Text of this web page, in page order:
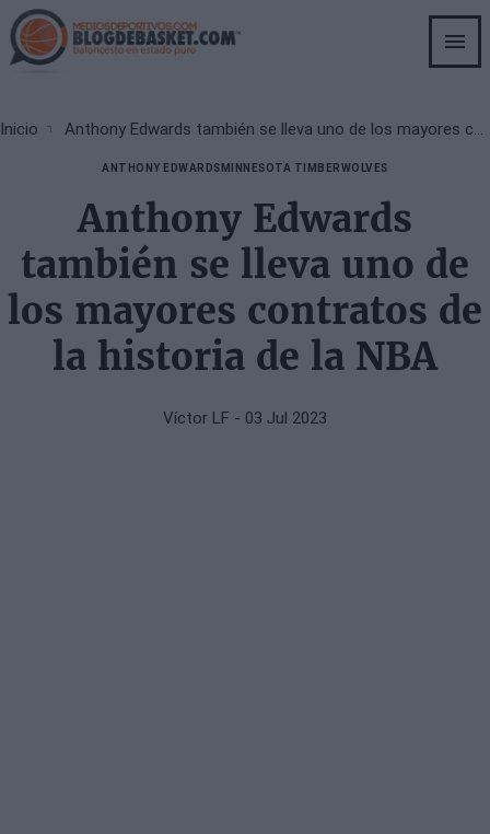
Skip
to
main
Breadcrumb
Inicio Anthony Edwards también se lleva uno de los mayores contratos de la historia de la NBA
ANTHONY EDWARDS MINNESOTA TIMBERWOLVES
Anthony Edwards
también se lleva uno de
los mayores contratos de
la historia de la NBA
Víctor LF - 03 Jul 2023